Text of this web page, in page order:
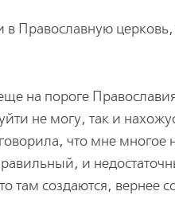
в Православную церковь,
на пороге
не могу, так и
что мне многое
и
там создаются, вернее